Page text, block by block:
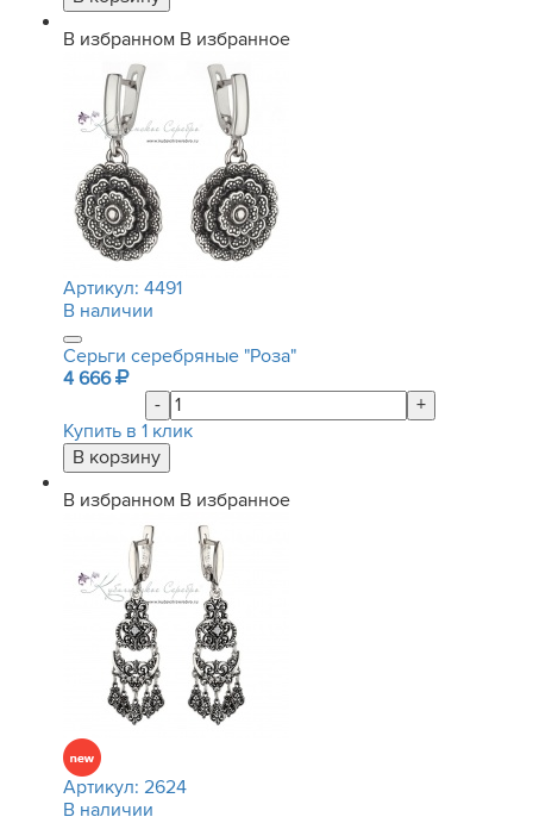
В избранном В избранное
Артикул: 4491
В наличии
Серьги серебряные "Роза"
4 666
-
+
Купить в 1 клик
В избранном В избранное
Артикул: 2624
В наличии